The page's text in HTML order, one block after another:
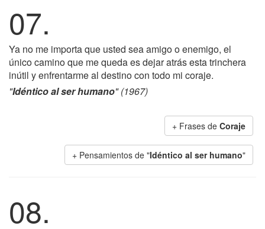
07.
Ya no me importa que usted sea amigo o enemigo, el
único camino que me queda es dejar atrás esta trinchera
inútil y enfrentarme al destino con todo mi coraje.
"Idéntico al ser humano" (1967)
+ Frases de Coraje
+ Pensamientos de "Idéntico al ser humano"
08.